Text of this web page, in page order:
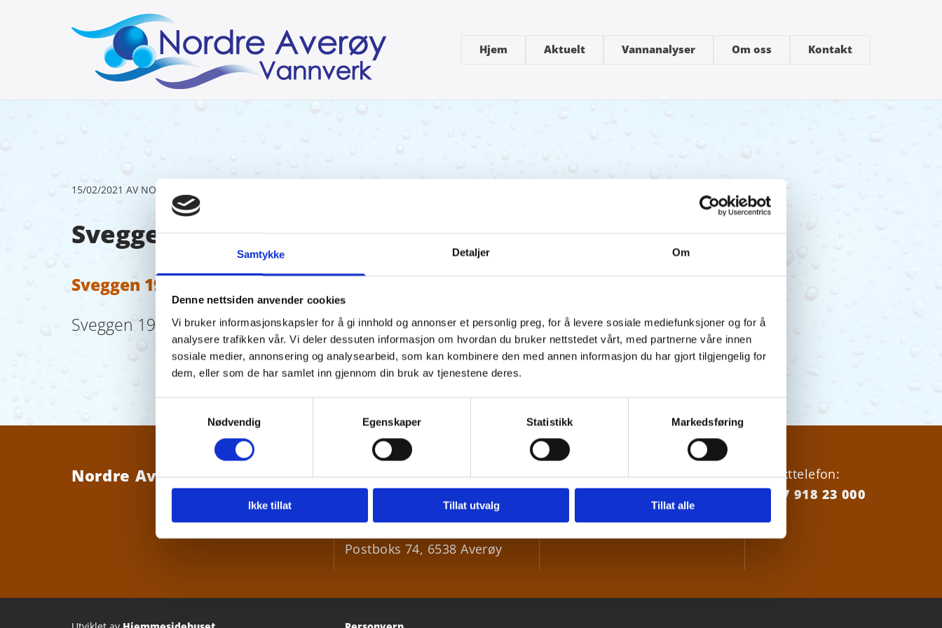
Samtykke Detaljer Om
Denne nettsiden anvender cookies
Vi bruker informasjonskapsler for å gi innhold og annonser et personlig preg, for å levere sosiale mediefunksjoner og for å
analysere trafikken vår. Vi deler dessuten informasjon om hvordan du bruker nettstedet vårt, med partnerne våre innen
sosiale medier, annonsering og analysearbeid, som kan kombinere den med annen informasjon du har gjort tilgjengelig for
dem, eller som de har samlet inn gjennom din bruk av tjenestene deres.
Nødvendig
Egenskaper Statistikk Markedsføring
Ikke tillat Tillat utvalg Tillat alle
Hjem Aktuelt Vannanalyser Om oss Kontakt
15/02/2021 AV NORDRE AVERØY VANNVERK
Sveggen 19.01.21
Sveggen 19.01.21
Sveggen 19.01.21
Nordre Averøy Vannverk SA Besøksadresse:
Bådalsveien 73, 6531 Averøy
Postadresse:
Postboks 74, 6538 Averøy
 +47 918 23000
post@nordrevann.no
Vakttelefon:
+47 918 23 000